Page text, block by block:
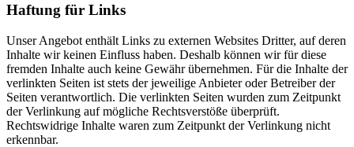
Haftung für Links
Unser Angebot enthält Links zu externen Websites Dritter, auf deren
Inhalte wir keinen Einfluss haben. Deshalb können wir für diese
fremden Inhalte auch keine Gewähr übernehmen. Für die Inhalte der
verlinkten Seiten ist stets der jeweilige Anbieter oder Betreiber der
Seiten verantwortlich. Die verlinkten Seiten wurden zum Zeitpunkt
der Verlinkung auf mögliche Rechtsverstöße überprüft.
Rechtswidrige Inhalte waren zum Zeitpunkt der Verlinkung nicht
erkennbar.